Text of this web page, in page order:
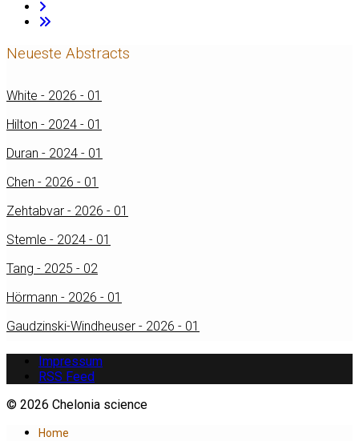
Neueste Abstracts
White - 2026 - 01
Hilton - 2024 - 01
Duran - 2024 - 01
Chen - 2026 - 01
Zehtabvar - 2026 - 01
Stemle - 2024 - 01
Tang - 2025 - 02
Hörmann - 2026 - 01
Gaudzinski-Windheuser - 2026 - 01
Impressum
RSS Feed
© 2026 Chelonia science
Home